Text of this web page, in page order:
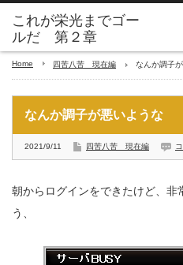
これが栄光までゴー
ルだ 第２章
Home 四苦八苦 現在編 なんか調子
なんか調子が悪いような
2021/9/11 四苦八苦 現在編
朝からログインをできたけど、非
う、